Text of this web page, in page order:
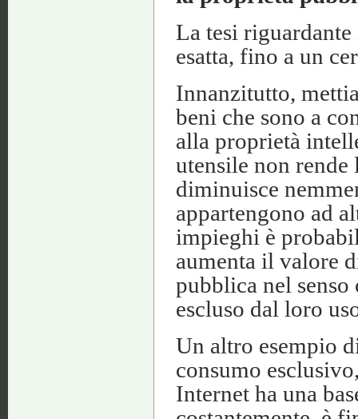
La tesi riguardante
esatta, fino a un
Innanzitutto,
beni che sono a
alla proprietà
utensile non
diminuisce
appartengono ad
impieghi è
aumenta il valore
pubblica nel senso
escluso dal loro
Un altro esempio
consumo
Internet ha una